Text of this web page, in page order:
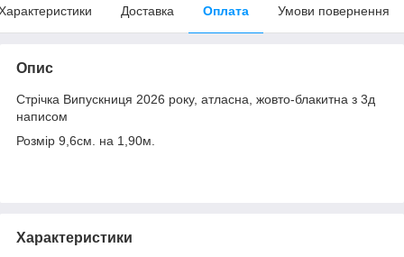
Доставка Оплата Умови повернення
Опис
Стрічка Випускниця 2026 року, атласна, жовто-блакитна з 3д
написом
Розмір 9,6см. на 1,90м.
Характеристики